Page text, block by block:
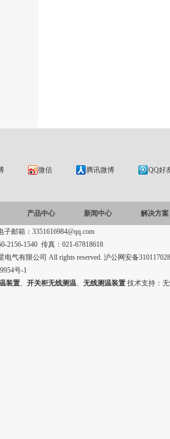
微信 腾讯微博 QQ好
产品中心 新闻中心 解决方案
邮箱：3351616984@qq.com
2156-1540 传真：021-67818618
电气有限公司 All rights reserved. 沪公网安备
号-1
装置、 开关柜无线测温、 无线测温装置 技术支持：